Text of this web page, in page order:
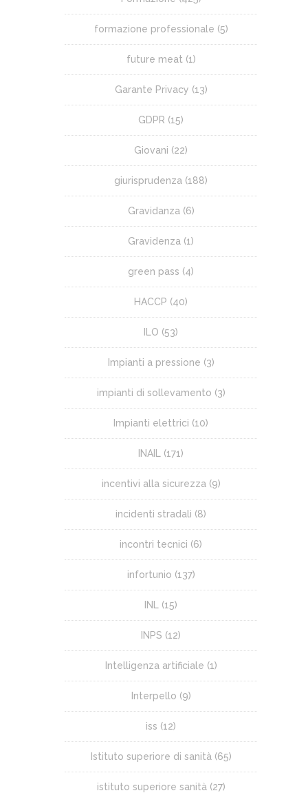
formazione professionale (5)
future meat (1)
Garante Privacy (13)
GDPR (15)
Giovani (22)
giurisprudenza (188)
Gravidanza (6)
Gravidenza (1)
green pass (4)
HACCP (40)
ILO (53)
Impianti a pressione (3)
impianti di sollevamento (3)
Impianti elettrici (10)
INAIL (171)
incentivi alla sicurezza (9)
incidenti stradali (8)
incontri tecnici (6)
infortunio (137)
INL (15)
INPS (12)
Intelligenza artificiale (1)
Interpello (9)
iss (12)
Istituto superiore di sanità (65)
istituto superiore sanità (27)